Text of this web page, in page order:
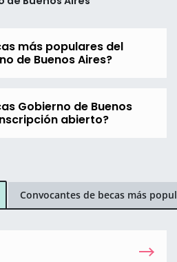
más populares del
de Buenos Aires?
Gobierno de Buenos
abierto?
Convocantes de becas más